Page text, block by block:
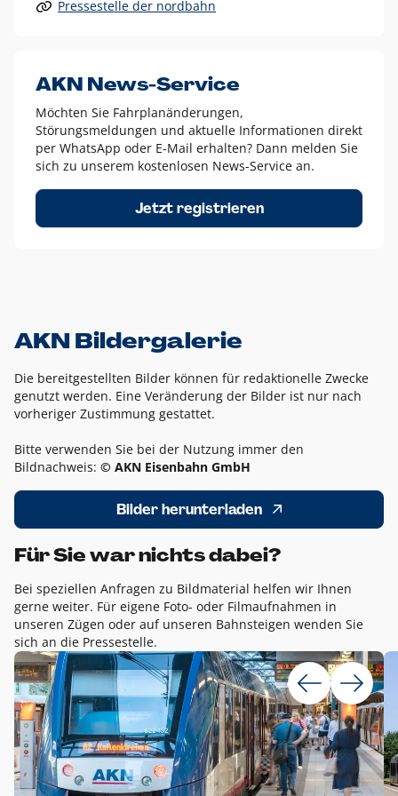
Alle anderen Logo-Varianten dürfen nur in Ausnahmefällen
Diese Ausnahmen sind zum Beispiel:
dem AKN Blau,
weißes Logo auf Fotohintergründen,
schwarzes Logo für reine Schwarz-Weiß-Umsetzungen
Um das Logo herum muss ein Schutzraum von jeweils einer
Höhe bzw. Breite des N aus AKN in alle Richtungen
Pressestelle der nordbahn
AKN News-Service
Möchten Sie Fahrplanänderungen,
Störungsmeldungen und aktuelle Informationen direkt
per WhatsApp oder E-Mail erhalten? Dann melden Sie
sich zu unserem kostenlosen News-Service an.
Jetzt registrieren
AKN Bildergalerie
Die bereitgestellten Bilder können für redaktionelle Zwecke
genutzt werden. Eine Veränderung der Bilder ist nur nach
vorheriger Zustimmung gestattet.
Bitte verwenden Sie bei der Nutzung immer den
Bildnachweis: © AKN Eisenbahn GmbH
Bilder herunterladen
Für Sie war nichts dabei?
Bei speziellen Anfragen zu Bildmaterial helfen wir Ihnen
gerne weiter. Für eigene Foto- oder Filmaufnahmen in
unseren Zügen oder auf unseren Bahnsteigen wenden Sie
sich an die Pressestelle.